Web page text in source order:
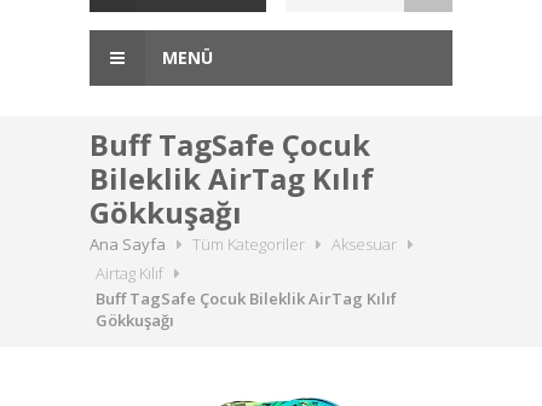
MENÜ
Buff TagSafe Çocuk
Bileklik AirTag Kılıf
Gökkuşağı
Ana Sayfa Tüm Kategoriler
Aksesuar
Airtag Kılıf
Buff TagSafe Çocuk Bileklik AirTag Kılıf
Gökkuşağı